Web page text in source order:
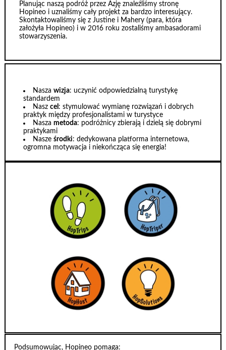
Planując naszą podróż przez Azję znaleźliśmy stronę
Hopineo i uznaliśmy cały projekt za bardzo interesujący.
Skontaktowaliśmy się z Justine i Mahery (para, która
założyła Hopineo) i w 2016 roku zostaliśmy ambasadorami
stowarzyszenia.
Nasza wizja: uczynić odpowiedzialną turystykę
standardem
Nasz cel : stymulować wymianę rozwiązań i dobrych
praktyk między profesjonalistami w turystyce
Nasza metoda: podróżnicy zbierają i dzielą się dobrymi
praktykami
Nasze środki: dedykowana platforma internetowa,
ogromna motywacja i niekończąca się energia!
Podsumowując, Hopineo pomaga: